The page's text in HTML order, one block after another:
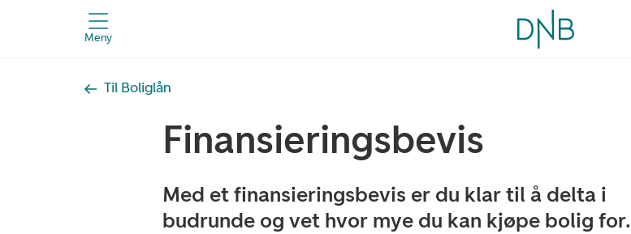
Meny
Til Boliglån
Finansierings­bevis
Med et finansieringsbevis er du klar til å delta i
budrunde og vet hvor mye du kan kjøpe bolig for.